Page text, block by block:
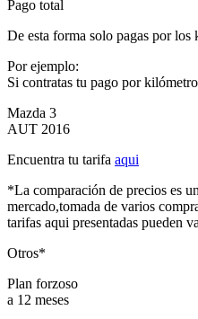
Pago total
De esta forma solo pagas por los
Por ejemplo:
Si contratas tu pago por
Mazda 3
AUT 2016
Encuentra tu tarifa aqui
*La comparación de precios es
mercado,tomada de varios
tarifas aqui presentadas pueden
Otros*
Plan forzoso
a 12 meses